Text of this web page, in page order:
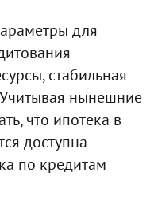
для
стабильная
нынешние
что ипотека в
доступна
по кредитам